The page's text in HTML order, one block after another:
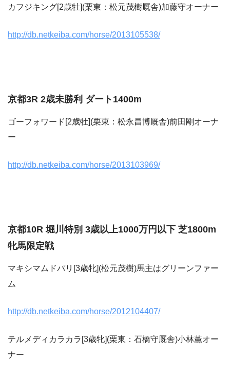
カフジキング[2歳牡](栗東：松元茂樹厩舎)加藤守オーナー
http://db.netkeiba.com/horse/2013105538/
京都3R 2歳未勝利 ダート1400m
ゴーフォワード[2歳牡](栗東：松永昌博厩舎)前田剛オーナ
ー
http://db.netkeiba.com/horse/2013103969/
京都10R 堀川特別 3歳以上1000万円以下 芝1800m
牝馬限定戦
マキシマムドパリ[3歳牝](松元茂樹)馬主はグリーンファー
ム
http://db.netkeiba.com/horse/2012104407/
テルメディカラカラ[3歳牝](栗東：石橋守厩舎)小林薫オー
ナー